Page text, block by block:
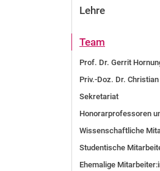
Lehre
Team
Prof. Dr. Gerrit
Priv.-Doz. Dr.
Sekretariat
Honorarprofessoren
Wissenschaftliche
Studentische
Ehemalige